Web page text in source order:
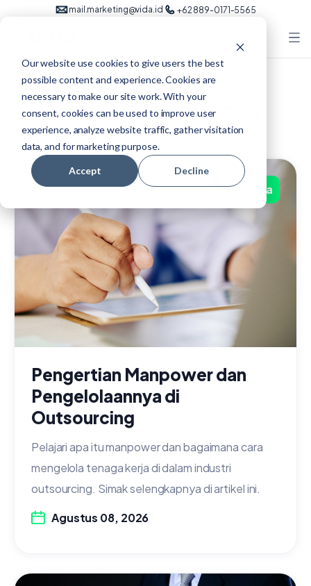
Our website use cookies to give users the best
possible content and experience. Cookies are
necessary to make our site work. With your
consent, cookies can be used to improve user
experience, analyze website traffic, gather visitation
data, and for marketing purpose.
Accept Decline
mail.marketing@vida.id +62 889-0171-5565
Blog & Resources
kerja
Pengertian Manpower dan
Pengelolaannya di
Outsourcing
Pelajari apa itu manpower dan bagaimana cara
mengelola tenaga kerja di dalam industri
outsourcing. Simak selengkapnya di artikel ini.
Agustus 08, 2026